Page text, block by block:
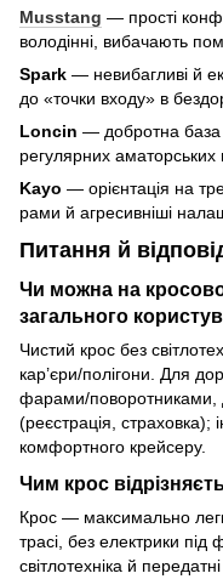
Musstang — прості
володінні, вибачають
Spark — невибагливі й
до «точки входу» в
Loncin — добротна база
регулярних аматорських
Kayo — орієнтація на
рами й агресивніші
Питання й
Чи можна на
загального
Чистий крос без
кар’єри/полігони. Для
фарами/поворотниками,
(реєстрація, страховка);
комфортного крейсеру.
Чим крос
Крос — максимально
трасі, без електрики
світлотехніка й